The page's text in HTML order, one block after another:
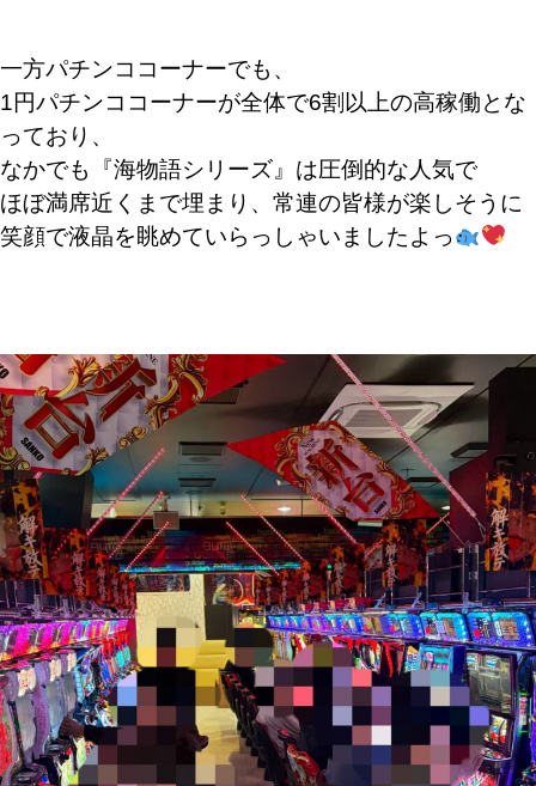
一方パチンココーナーでも、
1円パチンココーナーが全体で6割以上の高稼働とな
っており、
なかでも『海物語シリーズ』は圧倒的な人気で
ほぼ満席近くまで埋まり、常連の皆様が楽しそうに
笑顔で液晶を眺めていらっしゃいましたよっ